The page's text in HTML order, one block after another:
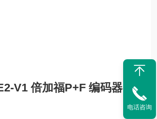
V1 倍加福P+F 编码器 联
电话咨询